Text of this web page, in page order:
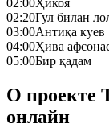
02:20Гул билан
03:00Антиқа куев
04:00Ҳива
05:00Бир қадам
О проекте
онлайн